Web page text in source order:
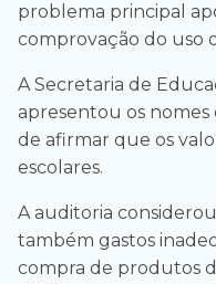
problema principal
comprovação do uso
A Secretaria de
apresentou os nomes
de afirmar que os
escolares.
A auditoria
também gastos
compra de produtos